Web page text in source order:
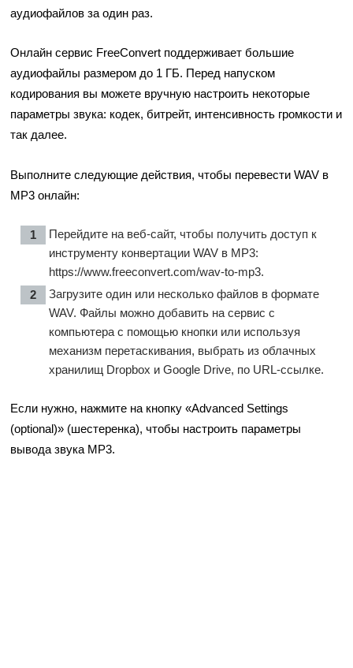
аудиофайлов за один раз.
Онлайн сервис FreeConvert поддерживает большие
аудиофайлы размером до 1 ГБ. Перед напуском
кодирования вы можете вручную настроить некоторые
параметры звука: кодек, битрейт, интенсивность громкости и
так далее.
Выполните следующие действия, чтобы перевести WAV в
MP3 онлайн:
Перейдите на веб-сайт, чтобы получить доступ к
инструменту конвертации WAV в MP3:
https://www.freeconvert.com/wav-to-mp3.
Загрузите один или несколько файлов в формате
WAV. Файлы можно добавить на сервис с
компьютера с помощью кнопки или используя
механизм перетаскивания, выбрать из облачных
хранилищ Dropbox и Google Drive, по URL-ссылке.
Если нужно, нажмите на кнопку «Advanced Settings
(optional)» (шестеренка), чтобы настроить параметры
вывода звука MP3.